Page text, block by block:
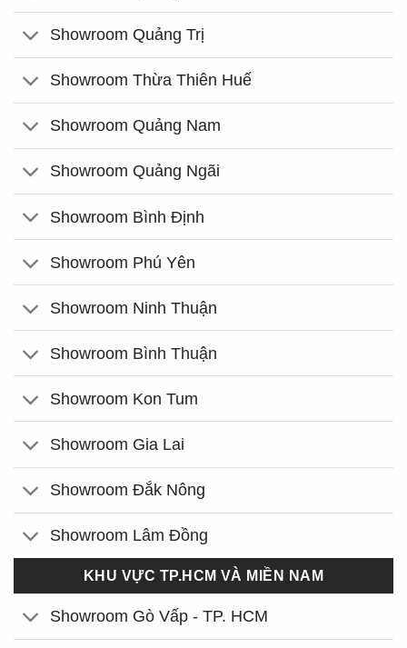
Showroom Quảng Trị
Showroom Thừa Thiên Huế
Showroom Quảng Nam
Showroom Quảng Ngãi
Showroom Bình Định
Showroom Phú Yên
Showroom Ninh Thuận
Showroom Bình Thuận
Showroom Kon Tum
Showroom Gia Lai
Showroom Đắk Nông
Showroom Lâm Đồng
KHU VỰC TP.HCM VÀ MIỀN NAM
Showroom Gò Vấp - TP. HCM